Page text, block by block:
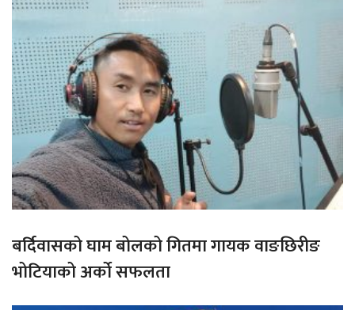
बर्दिवासको घाम बोलको गितमा गायक वाङछिरीङ
भोटियाको अर्को सफलता